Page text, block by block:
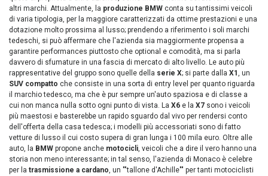
altri marchi. Attualmente, la produzione BMW conta su tantissimi veicoli
di varia tipologia, per la maggiore caratterizzati da ottime prestazioni e una
dotazione molto prossima al lusso; prendendo a riferimento i soli marchi
tedeschi, si può affermare che l'azienda sia maggiormente propensa a
garantire performances piuttosto che optional e comodità, ma si parla
davvero di sfumature in una fascia di mercato di alto livello. Le auto più
rappresentative del gruppo sono quelle della serie X; si parte dalla X1 , un
SUV compatto che consiste in una sorta di entry level per quanto riguarda
il marchio tedesco, ma che è pur sempre un'auto spaziosa e di classe a
cui non manca nulla sotto ogni punto di vista. La X6 e la X7 sono i veicoli
più maestosi e basterebbe un rapido sguardo dal vivo per rendersi conto
dell'offerta della casa tedesca; i modelli più accessoriati sono di fatto
vetture di lusso il cui costo supera di gran lunga i 100 mila euro. Oltre alle
auto, la BMW propone anche motocicli, veicoli che a dire il vero hanno una
storia non meno interessante; in tal senso, l'azienda di Monaco è celebre
per la trasmissione a cardano, un ""tallone d'Achille"" per tanti motociclisti